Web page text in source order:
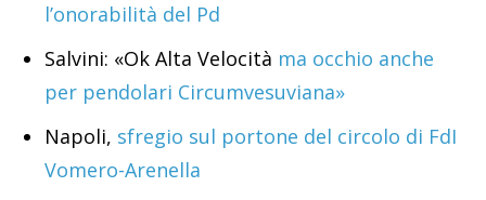
l’onorabilità del Pd
Salvini: «Ok Alta Velocità ma occhio anche
per pendolari Circumvesuviana»
Napoli, sfregio sul portone del circolo di FdI
Vomero-Arenella